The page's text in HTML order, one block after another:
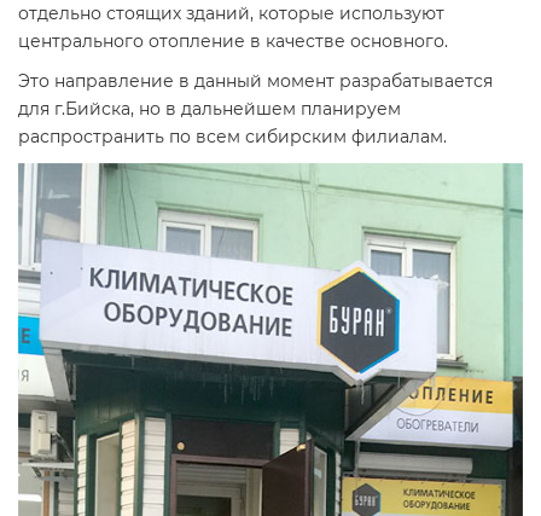
отдельно стоящих зданий, которые используют
центрального отопление в качестве основного.
Это направление в данный момент разрабатывается
для г.Бийска, но в дальнейшем планируем
распространить по всем сибирским филиалам.